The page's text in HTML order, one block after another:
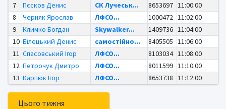
7
Пєсков Денис СК Лучеськ... 8653697 11:00:00
8
Черняк Ярослав ЛФСО... 1000472 11:02:00
9
Климко Богдан Skywalker... 1409736 11:04:00
10 Білецький Денис самостійно... 8405505 11:06:00
11 Спасовський Ігор ЛФСО... 8103034 11:08:00
12 Петрочук Дмитро ЛФСО... 8011599 11:10:00
13 Карпюк Ігор ЛФСО... 8653738 11:12:00
Цього тижня